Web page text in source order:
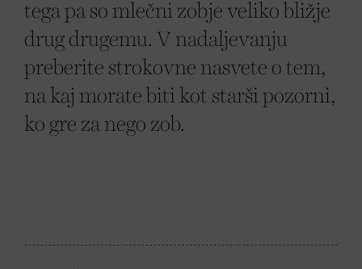
tega pa so mlečni zobje veliko bližje
drug drugemu. V nadaljevanju
preberite strokovne nasvete o tem,
na kaj morate biti kot starši pozorni,
ko gre za nego zob.